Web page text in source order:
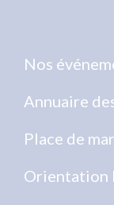
Nos
Annuaire
Place de
Orientation